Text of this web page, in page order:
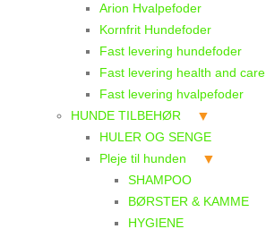
Arion Hvalpefoder
Kornfrit Hundefoder
Fast levering hundefoder
Fast levering health and care
Fast levering hvalpefoder
HUNDE TILBEHØR
HULER OG SENGE
Pleje til hunden
SHAMPOO
BØRSTER & KAMME
HYGIENE